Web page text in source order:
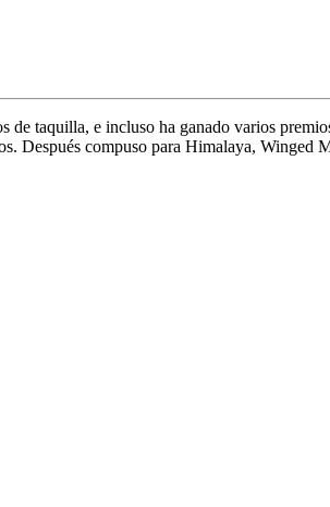
taquilla, e incluso ha ganado varios
Después compuso para Himalaya, Winged